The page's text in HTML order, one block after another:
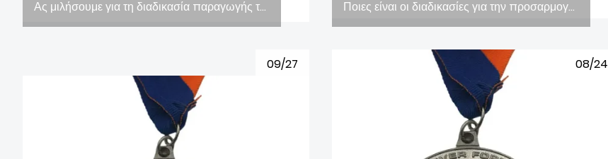
Ας μιλήσουμε για τη διαδικασία παραγωγής του χάλκινου μεταλλίου (εικόνες) Ποιες είναι οι διαδικασίες για την προσαρμογή των μεταλλίων (εικόνα)
09/27 08/24